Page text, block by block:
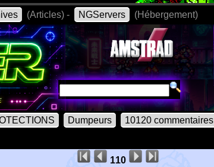
(Articles) - NGServers (Hébergement)
Dumpeurs 10120 commentaires
110